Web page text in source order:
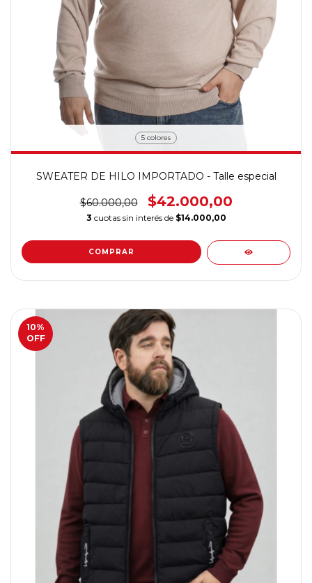
5 colores
SWEATER DE HILO IMPORTADO - Talle especial
$60.000,00 $42.000,00
3 cuotas sin interés de $14.000,00
COMPRAR
10%
OFF